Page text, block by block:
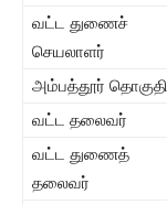
வட்ட துணைச்
செயலாளர்
அம்பத்தூர்
வட்ட தலைவர்
வட்ட துணைத்
தலைவர்